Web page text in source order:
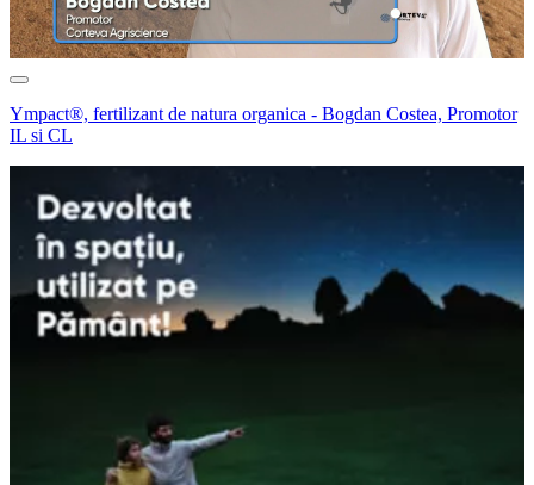
Ympact®, fertilizant de natura organica - Bogdan Costea, Promotor
IL si CL